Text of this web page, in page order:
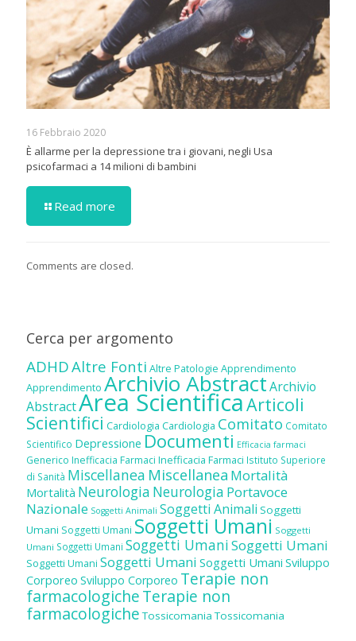
16 Febbraio 2020
È allarme per la depressione tra i giovani, negli Usa
psicofarmaci a 14 milioni di bambini
Read more
Comments are closed.
Cerca per argomento
ADHDAltre Fonti Altre Patologie Apprendimento
Apprendimento Archivio AbstractArchivio
AbstractArea ScientificaArticoli
Scientifici Cardiologia Cardiologia Comitato Comitato
Scientifico Depressione Documenti Efficacia farmaci
Generico Inefficacia Farmaci Inefficacia Farmaci Istituto Superiore
di Sanità Miscellanea Miscellanea Mortalità
Mortalità Neurologia Neurologia Portavoce
Nazionale Soggetti Animali Soggetti Animali Soggetti
Umani Soggetti Umani Soggetti Umani Soggetti
Umani Soggetti Umani Soggetti UmaniSoggetti Umani
Soggetti Umani Soggetti Umani Soggetti Umani Sviluppo
Corporeo Sviluppo Corporeo Terapie non
farmacologicheTerapie non
farmacologiche Tossicomania Tossicomania